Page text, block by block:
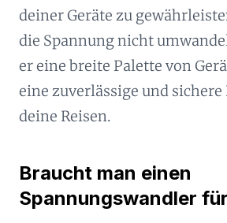
deiner Geräte zu
die Spannung nicht
er eine breite Palette von
eine zuverlässige und
deine Reisen.
Braucht man einen
Spannungswandler